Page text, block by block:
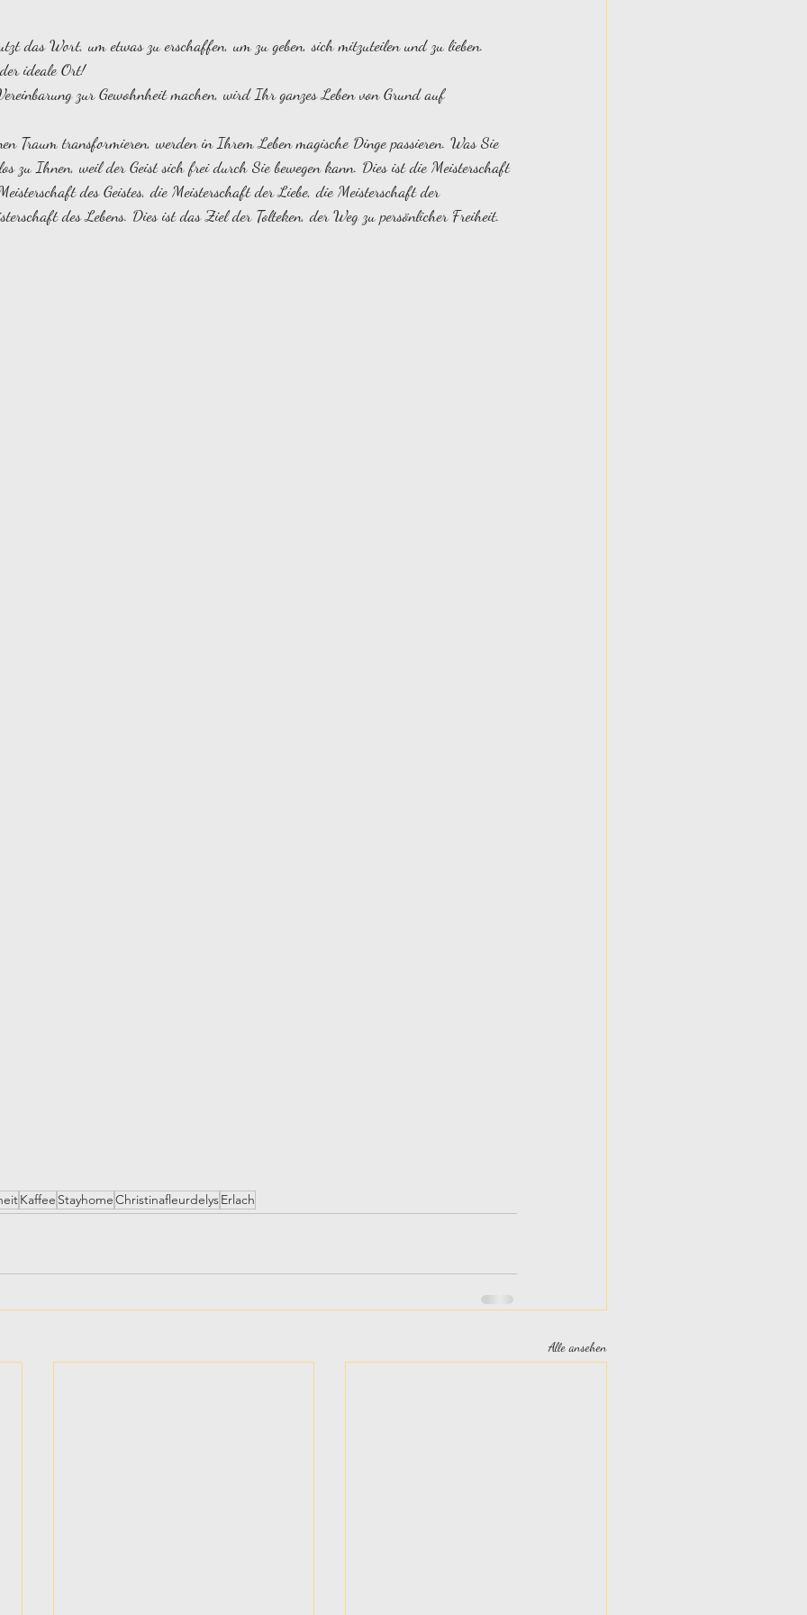
das Wort, um etwas zu erschaffen, um zu geben, sich mitzuteilen und zu lieben.
ideale Ort!
zur Gewohnheit machen, wird Ihr ganzes Leben von Grund auf
Traum transformieren, werden in Ihrem Leben magische Dinge passieren. Was Sie
zu Ihnen, weil der Geist sich frei durch Sie bewegen kann. Dies ist die Meisterschaft
des Geistes, die Meisterschaft der Liebe, die Meisterschaft der
des Lebens. Dies ist das Ziel der Tolteken, der Weg zu persönlicher Freiheit.
Kaffee StayhomeChristinafleurdelysErlach
Alle ansehen